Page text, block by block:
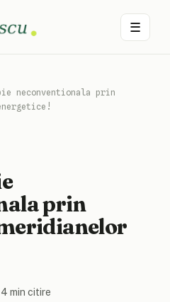
☰
neconventionala prin
prin
4 min citire